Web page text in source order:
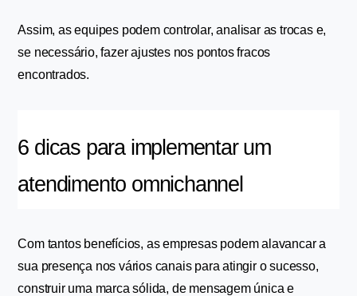
Assim, as equipes podem controlar, analisar as trocas e,
se necessário, fazer ajustes nos pontos fracos
encontrados.
6 dicas para implementar um
atendimento omnichannel
Com tantos benefícios, as empresas podem alavancar a
sua presença nos vários canais para atingir o sucesso,
construir uma marca sólida, de mensagem única e